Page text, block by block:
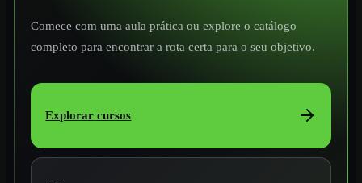
Comece com uma aula prática ou explore o catálogo
completo para encontrar a rota certa para o seu objetivo.
Explorar cursos